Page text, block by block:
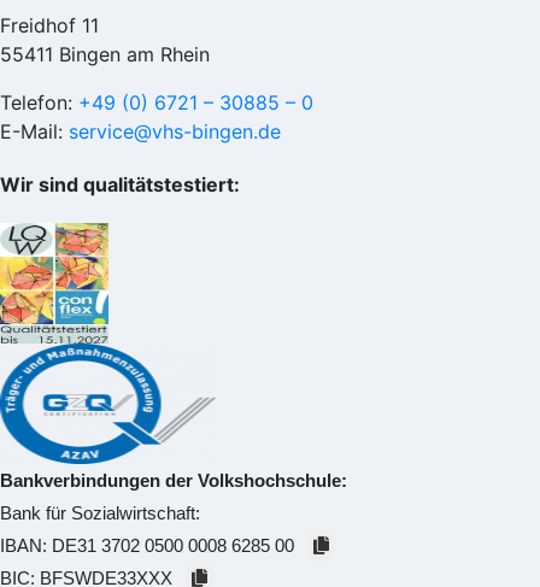
Freidhof 11
55411 Bingen am Rhein
Telefon: +49 (0) 6721 – 30885 – 0
E-Mail: service@vhs-bingen.de
Wir sind qualitätstestiert:
Bankverbindungen der Volkshochschule:
Bank für Sozialwirtschaft:
IBAN: DE31 3702 0500 0008 6285 00
BIC: BFSWDE33XXX